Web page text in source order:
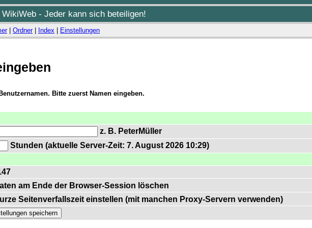
- Jeder kann sich beteiligen!
| Ordner| Index Einstellungen
Bitte zuerst Namen eingeben.
z. B. PeterMüller
Stunden (aktuelle Server-Zeit: 7. August 2026 10:29)
am Ende der Browser-Session löschen
Seitenverfallszeit einstellen (mit manchen Proxy-Servern verwenden)